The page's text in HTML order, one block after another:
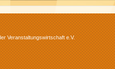
Veranstaltungswirtschaft e.V.